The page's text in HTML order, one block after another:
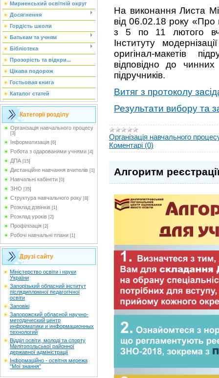
Мирненський освітній округ
Досягнення
Гордість школи
Батькам та учням
Бібліотека
Прозорість та відкри...
Цікава подорож
Гостьовая книга
Каталог статей
Категорії розділу
Організація навчального процесу
[3]
Інформатизація [6]
Робота з одарованими учнями [4]
ДПА [15]
Дистанційне навчання вчителів [1]
Навчальні кабінети [0]
ЗНО [35]
Структура навчального року [8]
Розклад дзвінків [1]
Розклад уроків [2]
Профілізація [2]
Робочі навчальні плани [1]
Друзі сайту
Мiністерство освіти і науки
України
Запорізький обласний інститут
післядипломної педагогічної
освіти
Заповікі
Запорожский обласной научно-
методический центр
информатики и информационных
технологий
Відділ освіти, молоді та спорту
Мелітопольської районної
державної адміністрації
Інформаційно - освітня мережа
"Мої знання"
На виконання Листа
від 06.02.18 року «Про
з 5 по 11 лютого
Інституту
оригінал-макетів
відповідно до
підручників.
Витяг з протоколу
Результати вибору та
Організація навчального
Коментарі (0)
Алгоритм